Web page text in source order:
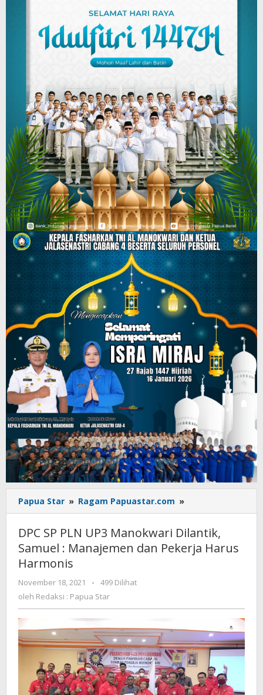
Papua Star » Ragam Papuastar.com »
SP
UP3
Manokwari
dan
Harus
Harmonis
DPC SP PLN UP3 Manokwari Dilantik,
Samuel : Manajemen dan Pekerja Harus
Harmonis
November 18, 2021
oleh
Redaksi
Star
-
499 Dilihat
oleh Redaksi : Papua Star